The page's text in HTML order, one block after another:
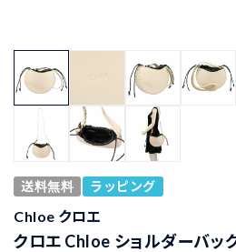
送料無料 ラッピング
Chloe クロエ
クロエ Chloe ショルダーバッ